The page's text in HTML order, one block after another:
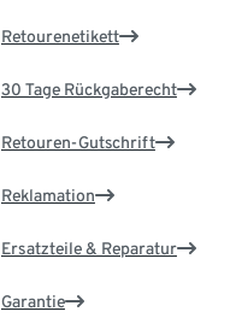
Retourenetikett
30 Tage Rückgaberecht
Retouren-Gutschrift
Reklamation
Ersatzteile & Reparatur
Garantie